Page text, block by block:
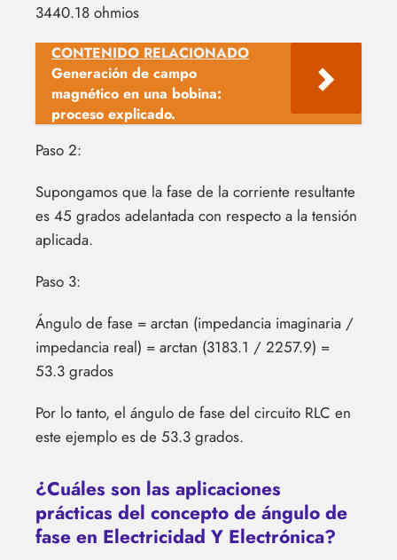
3440.18 ohmios
CONTENIDO RELACIONADO
Generación de campo
magnético en una bobina:
proceso explicado.
Paso 2:
Supongamos que la fase de la corriente resultante
es 45 grados adelantada con respecto a la tensión
aplicada.
Paso 3:
Ángulo de fase = arctan (impedancia imaginaria /
impedancia real) = arctan (3183.1 / 2257.9) =
53.3 grados
Por lo tanto, el ángulo de fase del circuito RLC en
este ejemplo es de 53.3 grados.
¿Cuáles son las aplicaciones
prácticas del concepto de ángulo de
fase en Electricidad Y Electrónica?